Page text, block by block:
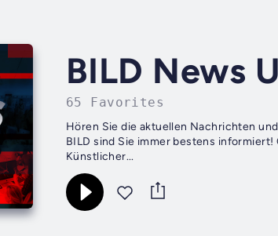
BILD News
65 Favorites
Hören Sie die aktuellen Nachrichten
BILD sind Sie immer bestens
Künstlicher...